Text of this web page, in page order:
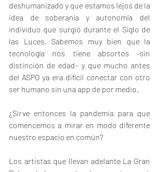
deshumanizado y que estamos lejos de la
idea de soberanía y autonomía del
individuo que surgió durante el Siglo de
las Luces. Sabemos muy bien que la
tecnología nos tiene absortos -sin
distinción de edad- y que mucho antes
del ASPO ya era difícil conectar con otro
ser humano sin una app de por medio.
¿Sirve entonces la pandemia para que
comencemos a mirar en modo diferente
nuestro espacio en común?
Los artistas que llevan adelante La Gran